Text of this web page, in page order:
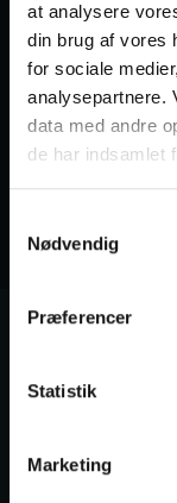
at analysere
din brug af vores
for sociale
analysepartnere.
data med andre
de har indsamlet
Nødvendig
Præferencer
Statistik
Marketing
Kommen Sie
Vindmølle, wo
Freiwillige...
Was
29. September 2024